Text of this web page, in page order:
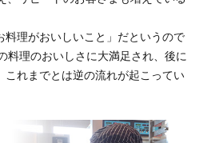
料理がおいしいこと」だというので
料理のおいしさに大満足され、後に
これまでとは逆の流れが起こってい